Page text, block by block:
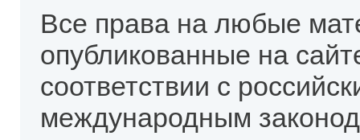
Все права на любые
опубликованные на
соответствии с
международным